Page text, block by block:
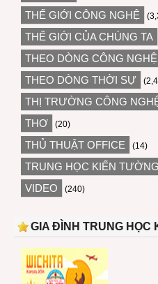
THẾ GIỚI CÔNG NGHỆ
THẾ GIỚI CỦA CHÚNG TA
THEO DÒNG CÔNG NGHỆ
THEO DÒNG THỜI SỰ
THỊ TRƯỜNG CÔNG
THƠ (20)
THỦ THUẬT OFFICE (14)
TRUNG HỌC KIẾN TƯỜNG
VIDEO (240)
GIA ĐÌNH TRUNG HỌC